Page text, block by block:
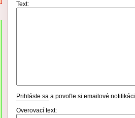
Text:
Prihláste sa a povoľte si emailové
Overovací text: